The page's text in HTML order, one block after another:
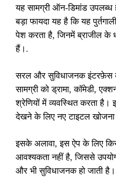
यह सामग्री ऑन-डिमांड
बड़ा फायदा यह है कि यह
पेश करता है, जिनमें ब्राजील के
हैं।.
सरल और सुविधाजनक इंटरफ़ेस
सामग्री को ड्रामा, कॉमेडी,
श्रेणियों में व्यवस्थित करता
देखने के लिए नए टाइटल
इसके अलावा, इस ऐप के लिए
आवश्यकता नहीं है, जिससे
और भी सुविधाजनक हो जाती